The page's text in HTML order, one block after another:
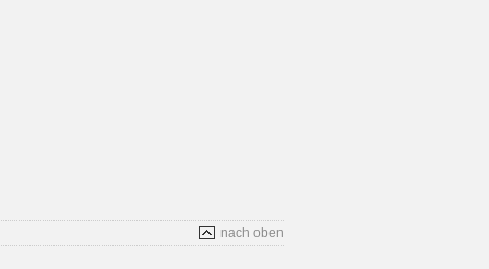
nach oben